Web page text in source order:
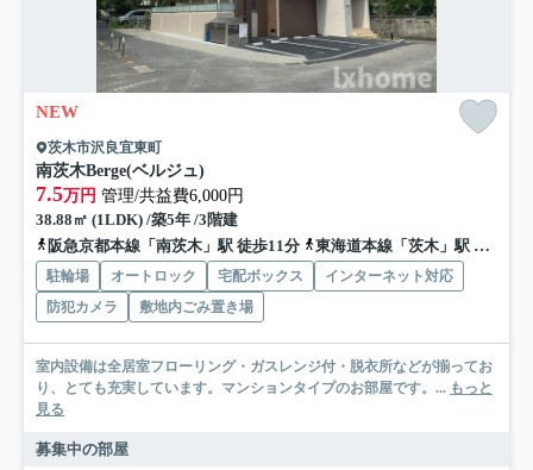
NEW
茨木市沢良宜東町
南茨木Berge(ベルジュ)
7.5万円 管理/共益費6,000円
38.88㎡ (1LDK) /築5年 /3階建
阪急京都本線「南茨木」駅 徒歩11分
東海道本線「茨木」駅 徒歩30分
駐輪場 オートロック 宅配ボックス
インターネット対応
防犯カメラ
敷地内ごみ置き場
室内設備は全居室フローリング・ガスレンジ付・脱衣所などが揃ってお
り、とても充実しています。マンションタイプのお部屋です。... もっと
見る
募集中の部屋